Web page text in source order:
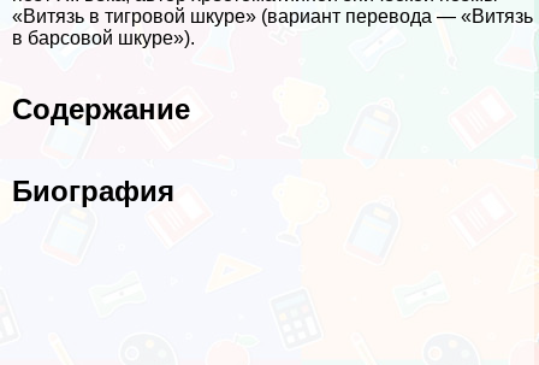
«Витязь в тигровой шкуре» (вариант перевода — «Витязь
в барсовой шкуре»).
Содержание
Биография